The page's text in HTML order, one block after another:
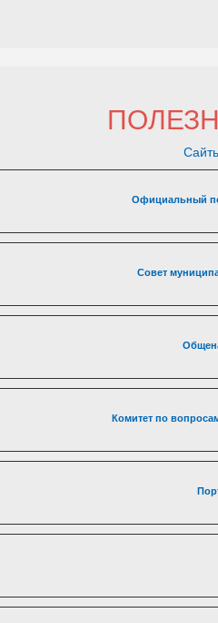
Официальный
Совет
Комитет по